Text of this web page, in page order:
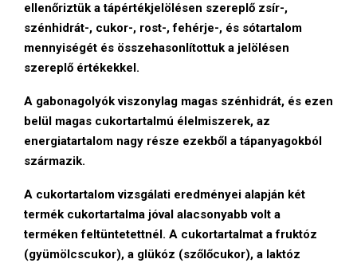
ellenőriztük a tápértékjelölésen szereplő zsír-,
szénhidrát-, cukor-, rost-, fehérje-, és sótartalom
mennyiségét és összehasonlítottuk a jelölésen
szereplő értékekkel.
A gabonagolyók viszonylag magas szénhidrát, és ezen
belül magas cukortartalmú élelmiszerek, az
energiatartalom nagy része ezekből a tápanyagokból
származik.
A cukortartalomvizsgálati eredményei alapján két
termék cukortartalma jóval alacsonyabb volt a
terméken feltüntetettnél. A cukortartalmat a fruktóz
(gyümölcscukor), a glükóz (szőlőcukor), a laktóz